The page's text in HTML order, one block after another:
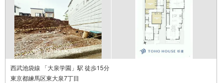
西武池袋線 「大泉学園」駅 徒歩15分
東京都練馬区東大泉7丁目